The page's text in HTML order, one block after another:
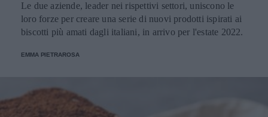
Le due aziende, leader nei rispettivi settori, uniscono le
loro forze per creare una serie di nuovi prodotti ispirati ai
biscotti più amati dagli italiani, in arrivo per l'estate 2022.
EMMA PIETRAROSA